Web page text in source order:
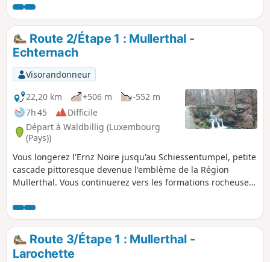
Noire.
Route 2/Étape 1 : Mullerthal -
Echternach
Visorandonneur
22,20 km
+506 m
-552 m
7h 45
Difficile
Départ à Waldbillig (Luxembourg
(Pays))
Vous longerez l'Ernz Noire jusqu'au Schiessentumpel, petite
cascade pittoresque devenue l'emblème de la Région
Mullerthal. Vous continuerez vers les formations rocheuses
découvrirez également une des plus belles «fissures» en
rochers de la région: la «Kohlscheuer» et serez ensuite dans
une succession de barres rocheuses appelées Daxelay,
Einsiedelei, Härgottskapp et de forêts jusqu'à Echternach.
Route 3/Étape 1 : Mullerthal -
Larochette